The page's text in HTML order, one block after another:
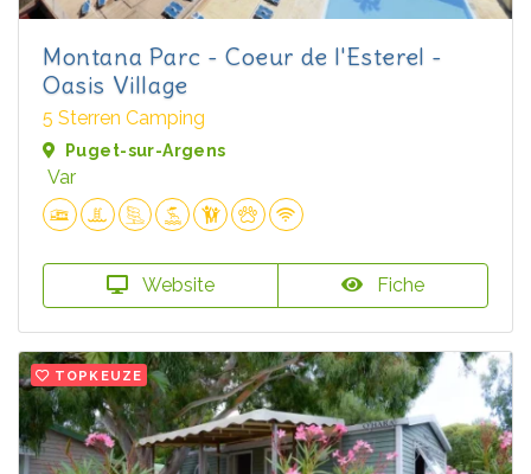
Montana Parc - Coeur de l'Esterel -
Oasis Village
5 Sterren Camping
Puget-sur-Argens
Var
Website Fiche
TOPKEUZE